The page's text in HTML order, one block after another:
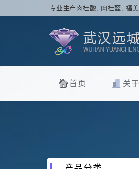
专业生产肉桂酸, 肉桂醛, 福
首页 关